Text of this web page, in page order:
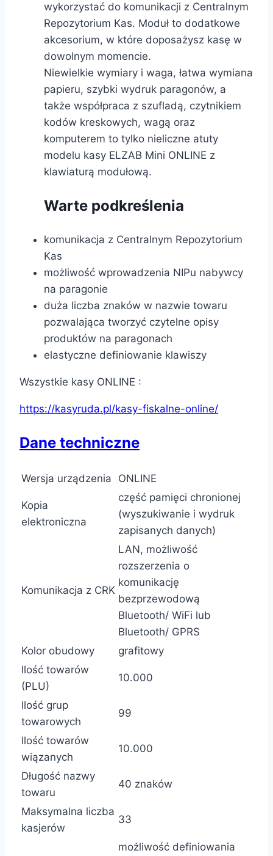
wykorzystać do komunikacji z Centralnym
Repozytorium Kas. Moduł to dodatkowe
akcesorium, w które doposażysz kasę w
dowolnym momencie.
Niewielkie wymiary i waga, łatwa wymiana
papieru, szybki wydruk paragonów, a
także współpraca z szufladą, czytnikiem
kodów kreskowych, wagą oraz
komputerem to tylko nieliczne atuty
modelu kasy ELZAB Mini ONLINE z
klawiaturą modułową.
Warte podkreślenia
komunikacja z Centralnym Repozytorium
Kas
możliwość wprowadzenia NIPu nabywcy
na paragonie
duża liczba znaków w nazwie towaru
pozwalająca tworzyć czytelne opisy
produktów na paragonach
elastyczne definiowanie klawiszy
Wszystkie kasy ONLINE :
https://kasyruda.pl/kasy-fiskalne-online/
Dane techniczne
Wersja urządzenia ONLINE
Kopia
elektroniczna
część pamięci chronionej
(wyszukiwanie i wydruk
zapisanych danych)
Komunikacja z CRK
LAN, możliwość
rozszerzenia o
komunikację
bezprzewodową
Bluetooth/ WiFi lub
Bluetooth/ GPRS
Kolor obudowy
grafitowy
Ilość towarów
(PLU)
10.000
Ilość grup
towarowych
99
Ilość towarów
wiązanych
10.000
Długość nazwy
towaru
40 znaków
Maksymalna liczba
kasjerów
33
możliwość definiowania